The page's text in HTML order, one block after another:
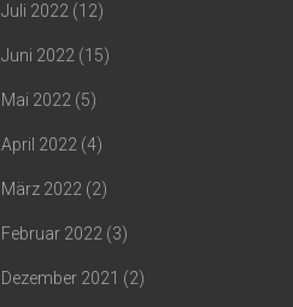
Juli 2022 (12)
Juni 2022 (15)
Mai 2022 (5)
April 2022 (4)
März 2022 (2)
Februar 2022 (3)
Dezember 2021 (2)